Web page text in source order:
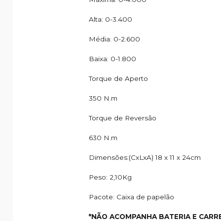
Alta: 0-3.400
Média: 0-2.600
Baixa: 0-1.800
Torque de Aperto
350 N.m
Torque de Reversão
630 N.m
Dimensões:(CxLxA) 18 x 11 x 24cm
Peso: 2,10Kg
Pacote: Caixa de papelão
*NÃO ACOMPANHA BATERIA E